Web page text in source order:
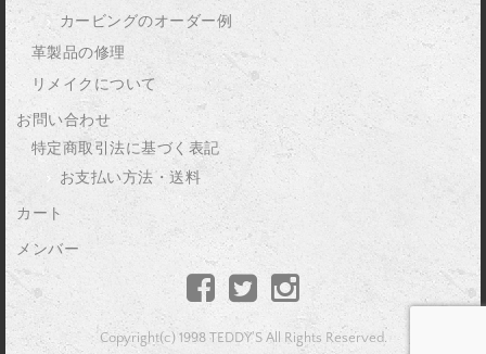
カービングのオーダー例
革製品の修理
リメイクについて
お問い合わせ
特定商取引法に基づく表記
お支払い方法・送料
カート
メンバー
Copyright(c) 1998 TEDDY'S All Rights Reserved.